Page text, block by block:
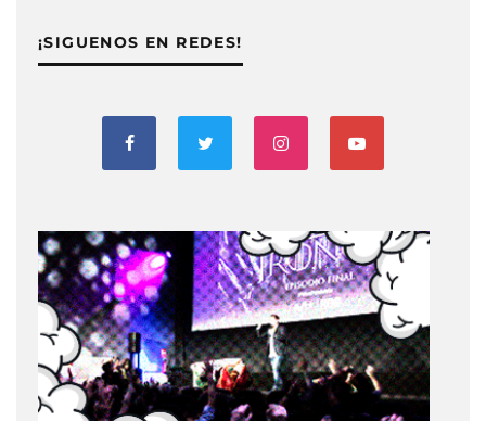
¡SIGUENOS EN REDES!